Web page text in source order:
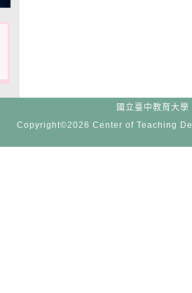
國立臺中教育大
Copyright©2026 Center of Teaching